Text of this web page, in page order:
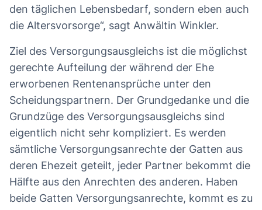
den täglichen Lebensbedarf, sondern eben auch
die Altersvorsorge“, sagt Anwältin Winkler.
Ziel des Versorgungsausgleichs ist die möglichst
gerechte Aufteilung der während der Ehe
erworbenen Rentenansprüche unter den
Scheidungspartnern. Der Grundgedanke und die
Grundzüge des Versorgungsausgleichs sind
eigentlich nicht sehr kompliziert. Es werden
sämtliche Versorgungsanrechte der Gatten aus
deren Ehezeit geteilt, jeder Partner bekommt die
Hälfte aus den Anrechten des anderen. Haben
beide Gatten Versorgungsanrechte, kommt es zu